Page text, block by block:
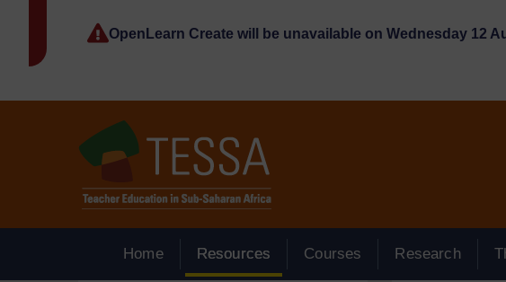
OpenLearn Create will be unavailable on Wednesday 12
Home Resources Courses Research